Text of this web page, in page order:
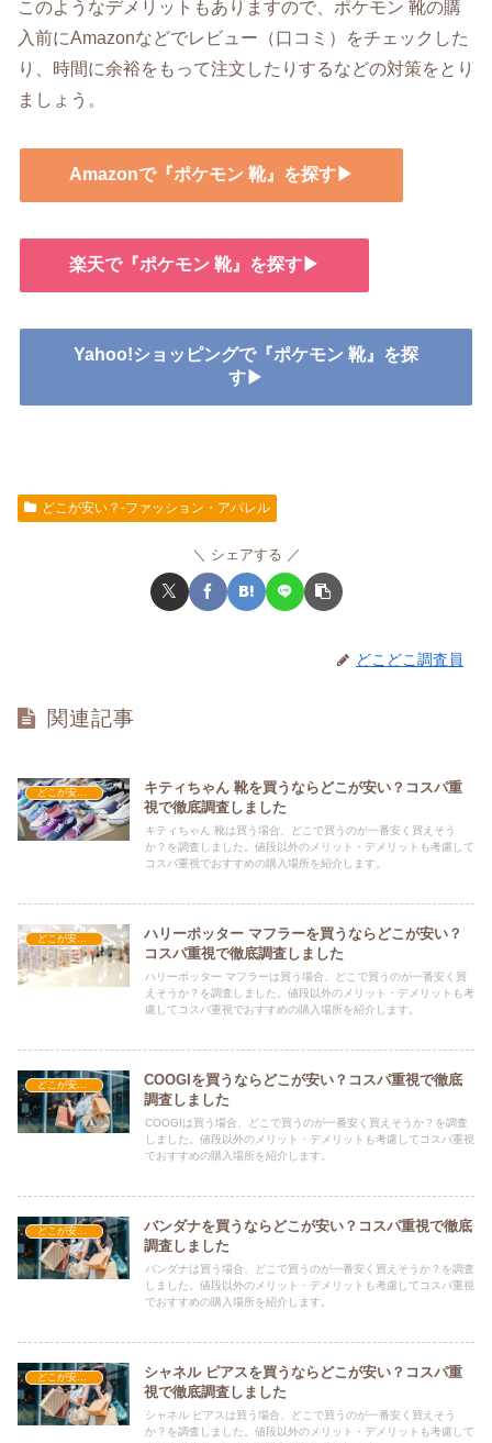
このようなデメリットもありますので、ポケモン 靴の購
入前にAmazonなどでレビュー（口コミ）をチェックした
り、時間に余裕をもって注文したりするなどの対策をとり
ましょう。
Amazonで『ポケモン 靴』を探す▶
楽天で『ポケモン 靴』を探す▶
Yahoo!ショッピングで『ポケモン 靴』を探
す▶
どこが安い？-ファッション・アパレル
シェアする
どこどこ調査員
関連記事
どこが安い？-ファッション・アパレル
キティちゃん 靴を買うならどこが安い？コスパ重
視で徹底調査しました
キティちゃん 靴は買う場合、どこで買うのが一番安く買えそう
か？を調査しました。値段以外のメリット・デメリットも考慮して
コスパ重視でおすすめの購入場所を紹介します。
どこが安い？-ファッション・アパレル
ハリーポッター マフラーを買うならどこが安い？
コスパ重視で徹底調査しました
ハリーポッター マフラーは買う場合、どこで買うのが一番安く買
えそうか？を調査しました。値段以外のメリット・デメリットも考
慮してコスパ重視でおすすめの購入場所を紹介します。
どこが安い？-ファッション・アパレル
COOGIを買うならどこが安い？コスパ重視で徹底
調査しました
COOGIは買う場合、どこで買うのが一番安く買えそうか？を調査
しました。値段以外のメリット・デメリットも考慮してコスパ重視
でおすすめの購入場所を紹介します。
どこが安い？-ファッション・アパレル
バンダナを買うならどこが安い？コスパ重視で徹底
調査しました
バンダナは買う場合、どこで買うのが一番安く買えそうか？を調査
しました。値段以外のメリット・デメリットも考慮してコスパ重視
でおすすめの購入場所を紹介します。
シャネル ピアスを買うならどこが安い？コスパ重
視で徹底調査しました
シャネル ピアスは買う場合、どこで買うのが一番安く買えそう
か？を調査しました。値段以外のメリット・デメリットも考慮して